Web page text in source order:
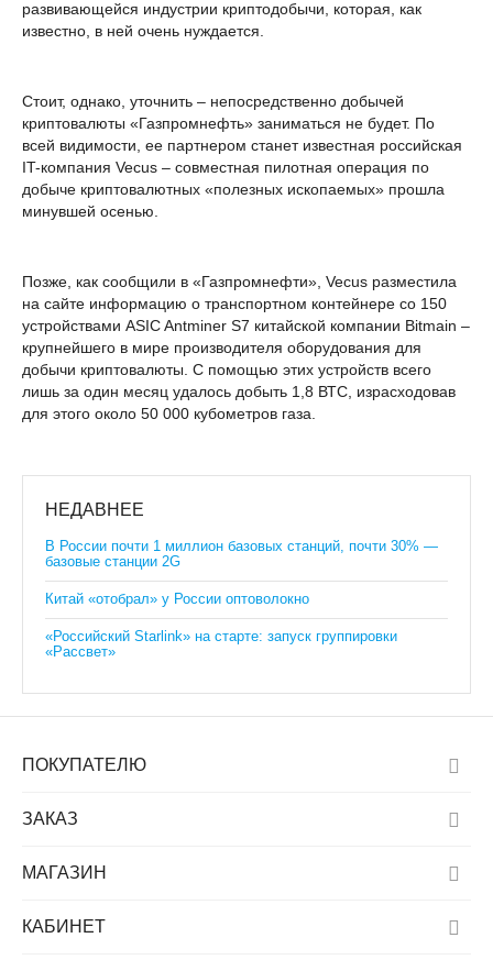
развивающейся индустрии криптодобычи, которая, как
известно, в ней очень нуждается.
Стоит, однако, уточнить – непосредственно добычей
криптовалюты «Газпромнефть» заниматься не будет. По
всей видимости, ее партнером станет известная российская
IT-компания Vecus – совместная пилотная операция по
добыче криптовалютных «полезных ископаемых» прошла
минувшей осенью.
Позже, как сообщили в «Газпромнефти», Vecus разместила
на сайте информацию о транспортном контейнере со 150
устройствами ASIC Antminer S7 китайской компании Bitmain –
крупнейшего в мире производителя оборудования для
добычи криптовалюты. С помощью этих устройств всего
лишь за один месяц удалось добыть 1,8 ВТС, израсходовав
для этого около 50 000 кубометров газа.
НЕДАВНЕЕ
В России почти 1 миллион базовых станций, почти 30% —
базовые станции 2G
Китай «отобрал» у России оптоволокно
«Российский Starlink» на старте: запуск группировки
«Рассвет»
ПОКУПАТЕЛЮ
ЗАКАЗ
МАГАЗИН
КАБИНЕТ